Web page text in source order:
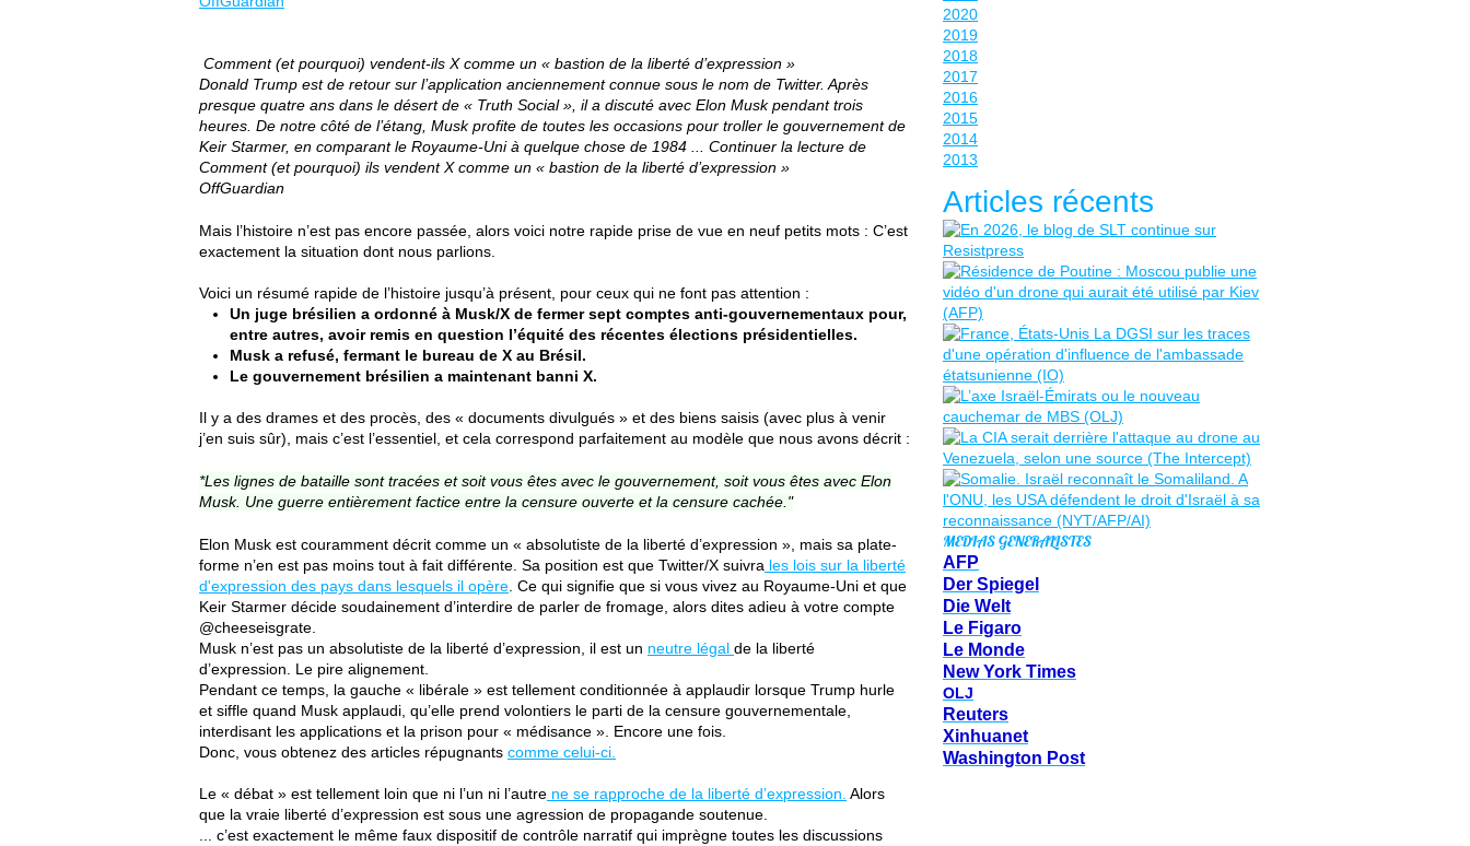
Comment (et pourquoi) vendent-ils X comme un « bastion de la liberté d’expression »
Donald Trump est de retour sur l’application anciennement connue sous le nom de Twitter. Après
presque quatre ans dans le désert de « Truth Social », il a discuté avec Elon Musk pendant trois
heures. De notre côté de l’étang, Musk profite de toutes les occasions pour troller le gouvernement de
Keir Starmer, en comparant le Royaume-Uni à quelque chose de 1984 ... Continuer la lecture de
Comment (et pourquoi) ils vendent X comme un « bastion de la liberté d’expression »
OffGuardian
Mais l’histoire n’est pas encore passée, alors voici notre rapide prise de vue en neuf petits mots : C’est
exactement la situation dont nous parlions.
Voici un résumé rapide de l’histoire jusqu’à présent, pour ceux qui ne font pas attention :
Un juge brésilien a ordonné à Musk/X de fermer sept comptes anti-gouvernementaux pour,
entre autres, avoir remis en question l’équité des récentes élections présidentielles.
Musk a refusé, fermant le bureau de X au Brésil.
Le gouvernement brésilien a maintenant banni X.
Il y a des drames et des procès, des « documents divulgués » et des biens saisis (avec plus à venir
j’en suis sûr), mais c’est l’essentiel, et cela correspond parfaitement au modèle que nous avons décrit :
*Les lignes de bataille sont tracées et soit vous êtes avec le gouvernement, soit vous êtes avec Elon
Musk. Une guerre entièrement factice entre la censure ouverte et la censure cachée."
Elon Musk est couramment décrit comme un « absolutiste de la liberté d’expression », mais sa plate-
forme n’en est pas moins tout à fait différente. Sa position est que Twitter/X suivra les lois sur la liberté
d'expression des pays dans lesquels il opère . Ce qui signifie que si vous vivez au Royaume-Uni et que
Keir Starmer décide soudainement d’interdire de parler de fromage, alors dites adieu à votre compte
@cheeseisgrate.
Musk n’est pas un absolutiste de la liberté d’expression, il est un neutre légal de la liberté
d’expression. Le pire alignement.
Pendant ce temps, la gauche « libérale » est tellement conditionnée à applaudir lorsque Trump hurle
et siffle quand Musk applaudi, qu’elle prend volontiers le parti de la censure gouvernementale,
interdisant les applications et la prison pour « médisance ». Encore une fois.
Donc, vous obtenez des articles répugnants comme celui-ci.
Le « débat » est tellement loin que ni l’un ni l’autre ne se rapproche de la liberté d’expression. Alors
que la vraie liberté d’expression est sous une agression de propagande soutenue.
... c’est exactement le même faux dispositif de contrôle narratif qui imprègne toutes les discussions
2020
2019
2018
2017
2016
2015
2014
2013
Articles récents
MEDIAS GENERALISTES
AFP
Der Spiegel
Die Welt
Le Figaro
Le Monde
New York Times
OLJ
Reuters
Xinhuanet
Washington Post